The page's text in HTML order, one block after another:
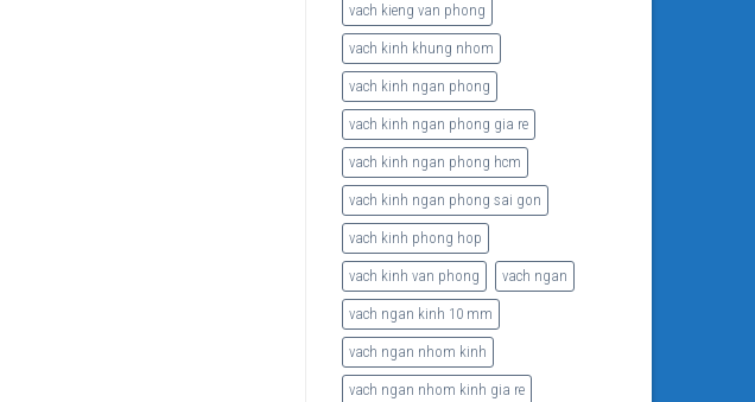
vach kieng van phong
vach kinh khung nhom
vach kinh ngan phong
vach kinh ngan phong gia re
vach kinh ngan phong hcm
vach kinh ngan phong sai gon
vach kinh phong hop
vach kinh van phong vach ngan
vach ngan kinh 10 mm
vach ngan nhom kinh
vach ngan nhom kinh gia re